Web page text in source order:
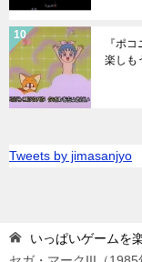
『ポ
楽しも
Tweets by jimasanjyo
いっぱいゲームを